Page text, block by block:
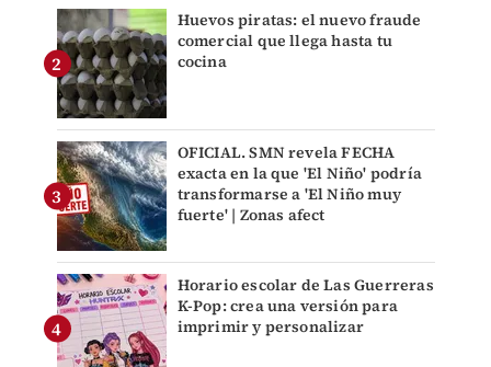
Huevos piratas: el nuevo fraude
comercial que llega hasta tu
cocina
OFICIAL. SMN revela FECHA
exacta en la que 'El Niño' podría
transformarse a 'El Niño muy
fuerte' | Zonas afect
Horario escolar de Las Guerreras
K-Pop: crea una versión para
imprimir y personalizar